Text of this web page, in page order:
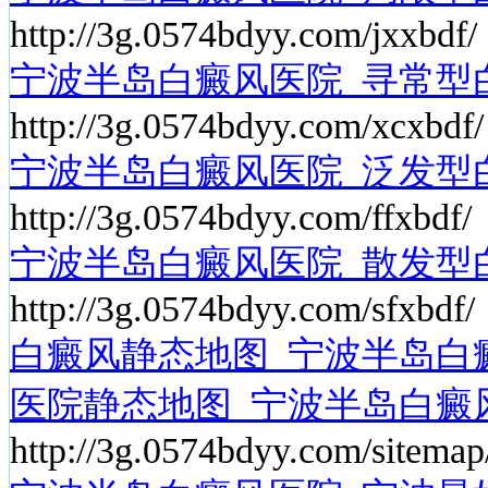
http://3g.0574bdyy.com/jxxbdf/
宁波半岛白癜风医院_寻常
http://3g.0574bdyy.com/xcxbdf/
宁波半岛白癜风医院_泛发
http://3g.0574bdyy.com/ffxbdf/
宁波半岛白癜风医院_散发
http://3g.0574bdyy.com/sfxbdf/
白癜风静态地图_宁波半岛
医院静态地图_宁波半岛白癜
http://3g.0574bdyy.com/